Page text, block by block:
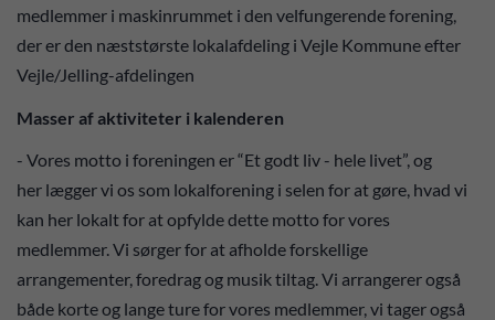
medlemmer i maskinrummet i den velfungerende forening,
der er den næststørste lokalafdeling i Vejle Kommune efter
Vejle/Jelling-afdelingen
Masser af aktiviteter i kalenderen
- Vores motto i foreningen er “Et godt liv - hele livet”, og
her lægger vi os som lokalforening i selen for at gøre, hvad vi
kan her lokalt for at opfylde dette motto for vores
medlemmer. Vi sørger for at afholde forskellige
arrangementer, foredrag og musik tiltag. Vi arrangerer også
både korte og lange ture for vores medlemmer, vi tager også